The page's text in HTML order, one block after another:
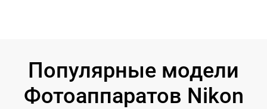
Популярные модели
Фотоаппаратов Nikon